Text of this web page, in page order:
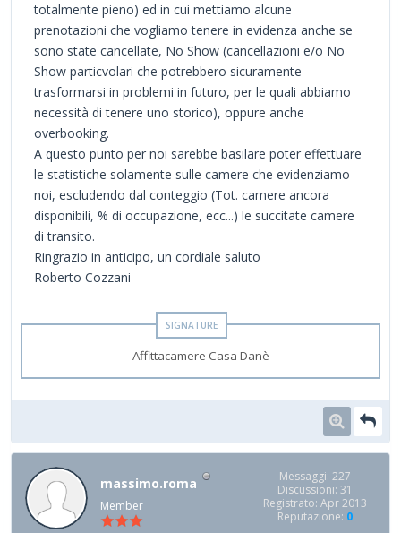
totalmente pieno) ed in cui mettiamo alcune
prenotazioni che vogliamo tenere in evidenza anche se
sono state cancellate, No Show (cancellazioni e/o No
Show particvolari che potrebbero sicuramente
trasformarsi in problemi in futuro, per le quali abbiamo
necessità di tenere uno storico), oppure anche
overbooking.
A questo punto per noi sarebbe basilare poter effettuare
le statistiche solamente sulle camere che evidenziamo
noi, escludendo dal conteggio (Tot. camere ancora
disponibili, % di occupazione, ecc...) le succitate camere
di transito.
Ringrazio in anticipo, un cordiale saluto
Roberto Cozzani
Affittacamere Casa Danè
massimo.roma
Member
Messaggi: 227
Discussioni: 31
Registrato: Apr 2013
Reputazione: 0